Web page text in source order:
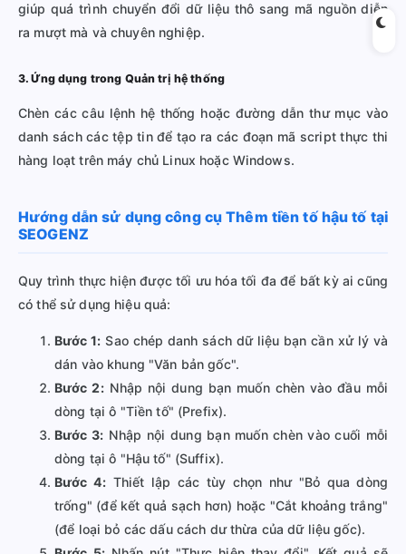
giúp quá trình chuyển đổi dữ liệu thô sang mã nguồn diễn
ra mượt mà và chuyên nghiệp.
3. Ứng dụng trong Quản trị hệ thống
Chèn các câu lệnh hệ thống hoặc đường dẫn thư mục vào
danh sách các tệp tin để tạo ra các đoạn mã script thực thi
hàng loạt trên máy chủ Linux hoặc Windows.
Hướng dẫn sử dụng công cụ Thêm tiền tố hậu tố tại
SEOGENZ
Quy trình thực hiện được tối ưu hóa tối đa để bất kỳ ai cũng
có thể sử dụng hiệu quả:
Bước 1: Sao chép danh sách dữ liệu bạn cần xử lý và
dán vào khung "Văn bản gốc".
Bước 2:Nhập nội dung bạn muốn chèn vào đầu mỗi
dòng tại ô "Tiền tố" (Prefix).
Bước 3: Nhập nội dung bạn muốn chèn vào cuối mỗi
dòng tại ô "Hậu tố" (Suffix).
Bước 4: Thiết lập các tùy chọn như "Bỏ qua dòng
trống" (để kết quả sạch hơn) hoặc "Cắt khoảng trắng"
(để loại bỏ các dấu cách dư thừa của dữ liệu gốc).